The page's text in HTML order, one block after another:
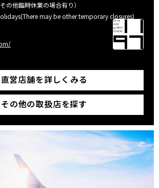
の他臨時休業の場合有り）
may be other temporary closures)
直営店舗を詳しくみる
その他の取扱店を探す